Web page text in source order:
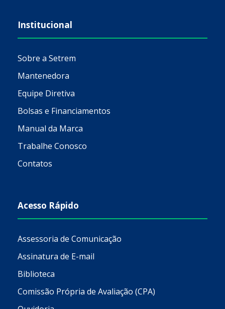
Institucional
Sobre a Setrem
Mantenedora
Equipe Diretiva
Bolsas e Financiamentos
Manual da Marca
Trabalhe Conosco
Contatos
Acesso Rápido
Assessoria de Comunicação
Assinatura de E-mail
Biblioteca
Comissão Própria de Avaliação (CPA)